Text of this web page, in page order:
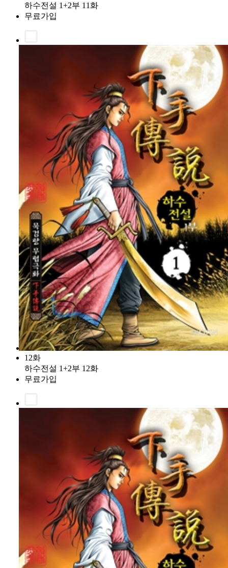
하수전설 1+2부 11화
무료가입
12화
하수전설 1+2부 12화
무료가입